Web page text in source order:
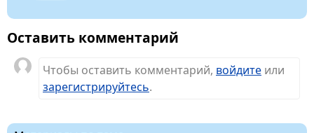
Оставить комментарий
Чтобы оставить комментарий, войдите или
зарегистрируйтесь.